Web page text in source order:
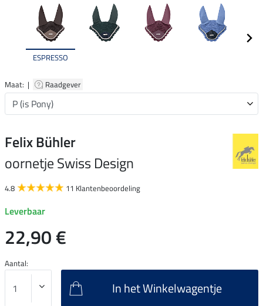
ESPRESSO
Maat: | Raadgever
Felix Bühler
oornetje Swiss Design
4.8 11 Klantenbeoordeling
Leverbaar
22,90 €
Aantal:
In het Winkelwagentje